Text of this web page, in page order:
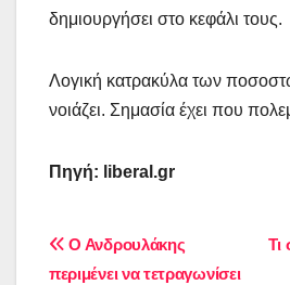
δημιουργήσει στο κεφάλι τους.
Λογική κατρακύλα των
νοιάζει. Σημασία έχει που
Πηγή: liberal.gr
Πλοήγηση
Τι
Ο Ανδρουλάκης
περιμένει να τετραγωνίσει